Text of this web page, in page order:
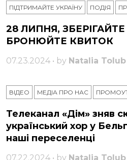
ПІДТРИМАЙТЕ УКРАЇНУ ПОДІЯ
28 ЛИПНЯ,
БРОНЮЙТЕ КВИТОК
07.23.2024 • by Natalia Tolub
ВІДЕО МЕДІА ПРО НАС
Телеканал «Дім» зняв
український хор у
наші переселенці
07.22.2024 • by Natalia Tolub